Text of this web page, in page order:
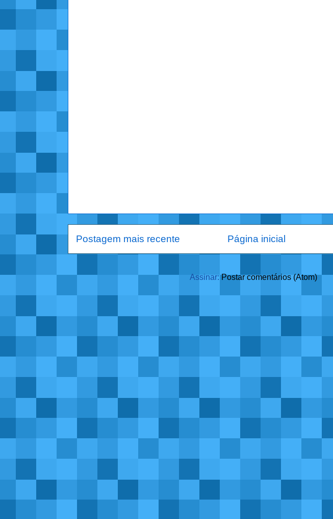
Postagem mais recente Página inicial
Assinar:Postar comentários (Atom)